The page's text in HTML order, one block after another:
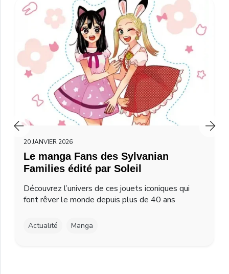
20 JANVIER 2026
Le manga Fans des Sylvanian
Families édité par Soleil
Découvrez l’univers de ces jouets iconiques qui
font rêver le monde depuis plus de 40 ans
Actualité Manga